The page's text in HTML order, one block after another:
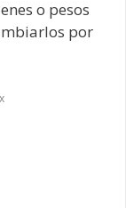
o pesos
por